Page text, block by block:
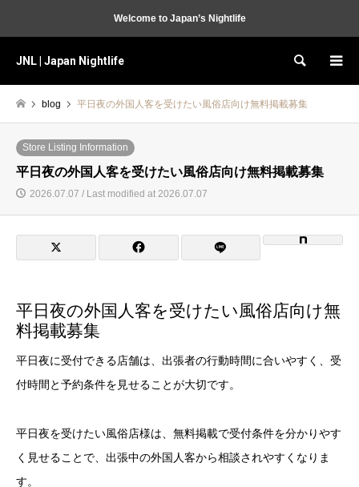
Welcome to Japan’s Nightlife
JNL | Japan Nightlife Search
blog 平日夜の外国人客を受けたい風俗店向け無料掲載募集
Store Listing Information
平日夜の外国人客を受けたい風俗店向け無料掲載募集
2026.07.07 / Last modified at 2026.07.07
平日夜の外国人客を受けたい風俗店向け無
料掲載募集
平日夜に受付できる店舗は、出張者の行動時間に合いやすく、受
付時間と予約条件を見せることが大切です。
平日夜を受けたい風俗店様は、無料掲載で受付条件を分かりやす
く見せることで、出張中の外国人客から相談されやすくなりま
す。